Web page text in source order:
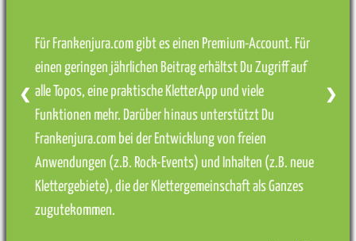
Für Frankenjura.com gibt es einen Premium-Account. Für
einen geringen jährlichen Beitrag erhältst Du Zugriff auf
alle Topos, eine praktische KletterApp und viele
Funktionen mehr. Darüber hinaus unterstützt Du
Frankenjura.com bei der Entwicklung von freien
Anwendungen (z.B. Rock-Events) und Inhalten (z.B. neue
Klettergebiete), die der Klettergemeinschaft als Ganzes
zugutekommen.
❮ ❯